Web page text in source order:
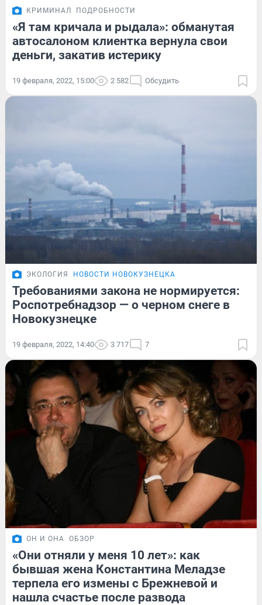
КРИМИНАЛ ПОДРОБНОСТИ
«Я там кричала и рыдала»: обманутая
автосалоном клиентка вернула свои
деньги, закатив истерику
19 февраля, 2022, 15:00 2 582 Обсудить
ЭКОЛОГИЯ НОВОСТИ НОВОКУЗНЕЦКА
Требованиями закона не нормируется:
Роспотребнадзор — о черном снеге в
Новокузнецке
19 февраля, 2022, 14:40 3 717 7
ОН И ОНА ОБЗОР
«Они отняли у меня 10 лет»: как
бывшая жена Константина Меладзе
терпела его измены с Брежневой и
нашла счастье после развода